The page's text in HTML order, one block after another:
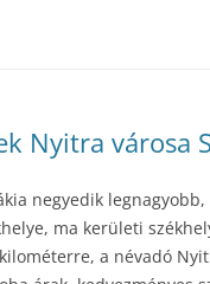
Nyitra városa
negyedik
ma kerületi
a névadó